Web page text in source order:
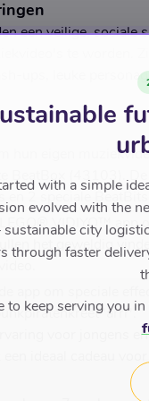
een veilige,
te worden.
ups, leuke
hun eigen
BeatBox (43103).
2 speciale BeatBits.
VIDIYO™ app
het geweldig
app om speciale
'arrr'.
voor jongens
ideaal cadeau
with a simple
evolved with the
city
through faster
to keep serving you